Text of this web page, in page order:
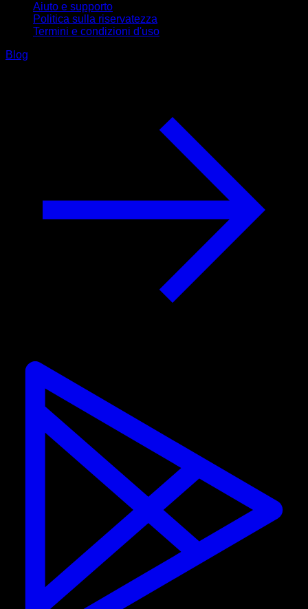
Aiuto e supporto
Politica sulla riservatezza
Termini e condizioni d'uso
Blog